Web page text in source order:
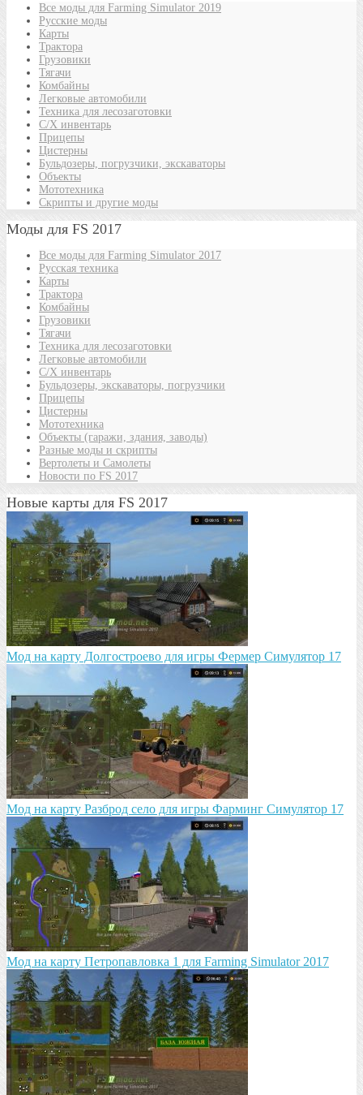
Все моды для Farming Simulator 2019
Русские моды
Карты
Трактора
Грузовики
Тягачи
Комбайны
Легковые автомобили
Техника для лесозаготовки
С/Х инвентарь
Прицепы
Цистерны
Бульдозеры, погрузчики, экскаваторы
Объекты
Мототехника
Скрипты и другие моды
Моды для FS 2017
Все моды для Farming Simulator 2017
Русская техника
Карты
Трактора
Комбайны
Грузовики
Тягачи
Техника для лесозаготовки
Легковые автомобили
С/Х инвентарь
Бульдозеры, экскаваторы, погрузчики
Прицепы
Цистерны
Мототехника
Объекты (гаражи, здания, заводы)
Разные моды и скрипты
Вертолеты и Самолеты
Новости по FS 2017
Новые карты для FS 2017
Мод на карту Долгостроево для игры Фермер Симулятор 17
Mод на карту Разброд село для игры Фарминг Симулятор 17
Мод на карту Петропавловка 1 для Farming Simulator 2017